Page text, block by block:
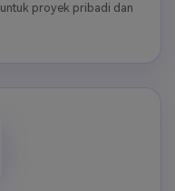
untuk proyek pribadi dan